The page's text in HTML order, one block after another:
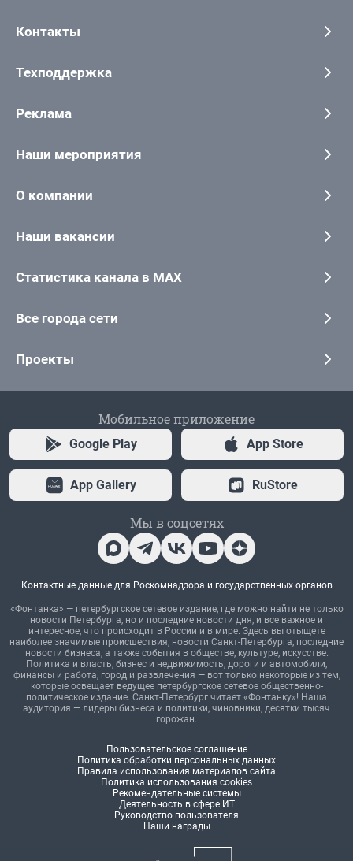
Контакты
Техподдержка
Реклама
Наши мероприятия
О компании
Наши вакансии
Статистика канала в MAX
Все города сети
Проекты
Мобильное приложение
Google Play App Store
App Gallery RuStore
Мы в соцсетях
Контактные данные для Роскомнадзора и государственных органов
«Фонтанка» — петербургское сетевое издание, где можно найти не только
новости Петербурга, но и последние новости дня, и все важное и
интересное, что происходит в России и в мире. Здесь вы отыщете
наиболее значимые происшествия, новости Санкт-Петербурга, последние
новости бизнеса, а также события в обществе, культуре, искусстве.
Политика и власть, бизнес и недвижимость, дороги и автомобили,
финансы и работа, город и развлечения — вот только некоторые из тем,
которые освещает ведущее петербургское сетевое общественно-
политическое издание. Санкт-Петербург читает «Фонтанку»! Наша
аудитория — лидеры бизнеса и политики, чиновники, десятки тысяч
горожан.
Пользовательское соглашение
Политика обработки персональных данных
Правила использования материалов сайта
Политика использования cookies
Рекомендательные системы
Деятельность в сфере ИТ
Руководство пользователя
Наши награды